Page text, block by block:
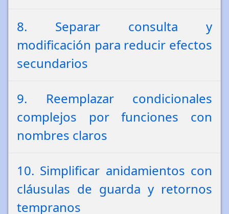
8. Separar consulta y
modificación para reducir efectos
secundarios
9. Reemplazar condicionales
complejos por funciones con
nombres claros
10. Simplificar anidamientos con
cláusulas de guarda y retornos
tempranos